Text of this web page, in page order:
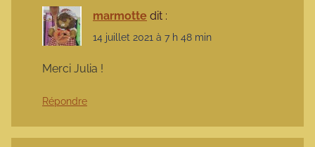
marmotte dit :
14 juillet 2021 à 7 h 48 min
Merci Julia !
Répondre